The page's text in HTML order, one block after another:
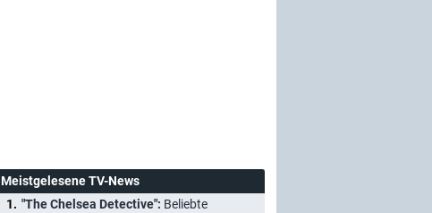
Meistgelesene TV-News
"The Chelsea Detective": Beliebte